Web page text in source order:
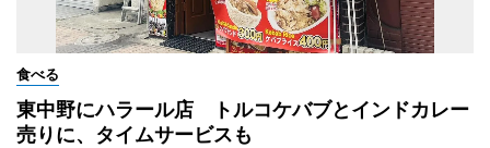
食べる
東中野にハラール店 トルコケバブとインドカレー
売りに、タイムサービスも